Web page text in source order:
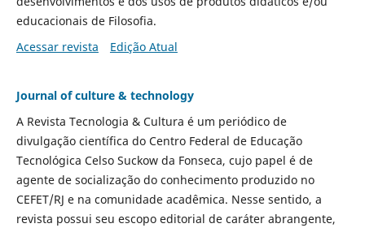
educacionais de Filosofia.
Acessar revista
Edição Atual
Journal of culture & technology
A Revista Tecnologia & Cultura é um periódico de
divulgação científica do Centro Federal de Educação
Tecnológica Celso Suckow da Fonseca, cujo papel é de
agente de socialização do conhecimento produzido no
CEFET/RJ e na comunidade acadêmica. Nesse sentido, a
revista possui seu escopo editorial de caráter abrangente,